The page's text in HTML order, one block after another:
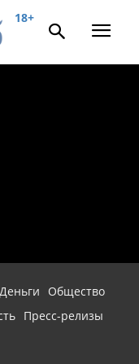
18+
Деньги
Общество
Пресс-релизы